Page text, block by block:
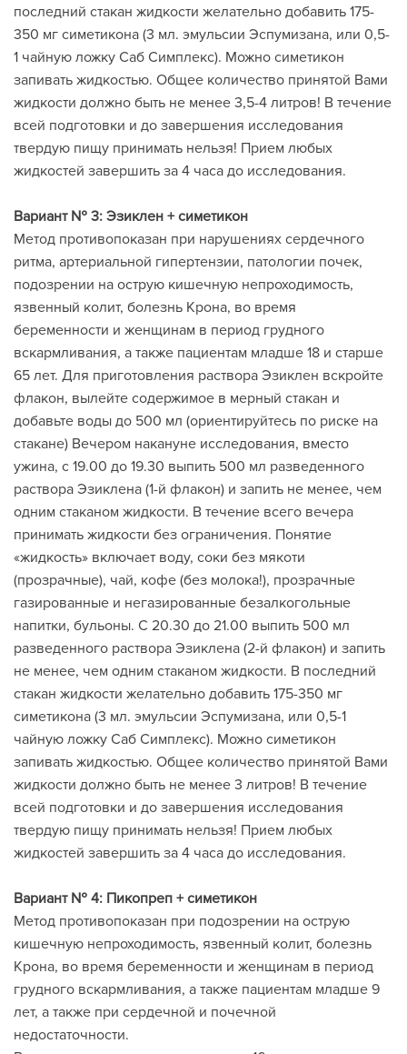
последний стакан жидкости желательно добавить 175-
350 мг симетикона (3 мл. эмульсии Эспумизана, или 0,5-
1 чайную ложку Саб Симплекс). Можно симетикон
запивать жидкостью. Общее количество принятой Вами
жидкости должно быть не менее 3,5-4 литров! В течение
всей подготовки и до завершения исследования
твердую пищу принимать нельзя! Прием любых
жидкостей завершить за 4 часа до исследования.
Вариант № 3: Эзиклен + симетикон
Метод противопоказан при нарушениях сердечного
ритма, артериальной гипертензии, патологии почек,
подозрении на острую кишечную непроходимость,
язвенный колит, болезнь Крона, во время
беременности и женщинам в период грудного
вскармливания, а также пациентам младше 18 и старше
65 лет. Для приготовления раствора Эзиклен вскройте
флакон, вылейте содержимое в мерный стакан и
добавьте воды до 500 мл (ориентируйтесь по риске на
стакане) Вечером накануне исследования, вместо
ужина, с 19.00 до 19.30 выпить 500 мл разведенного
раствора Эзиклена (1-й флакон) и запить не менее, чем
одним стаканом жидкости. В течение всего вечера
принимать жидкости без ограничения. Понятие
«жидкость» включает воду, соки без мякоти
(прозрачные), чай, кофе (без молока!), прозрачные
газированные и негазированные безалкогольные
напитки, бульоны. С 20.30 до 21.00 выпить 500 мл
разведенного раствора Эзиклена (2-й флакон) и запить
не менее, чем одним стаканом жидкости. В последний
стакан жидкости желательно добавить 175-350 мг
симетикона (3 мл. эмульсии Эспумизана, или 0,5-1
чайную ложку Саб Симплекс). Можно симетикон
запивать жидкостью. Общее количество принятой Вами
жидкости должно быть не менее 3 литров! В течение
всей подготовки и до завершения исследования
твердую пищу принимать нельзя! Прием любых
жидкостей завершить за 4 часа до исследования.
Вариант № 4: Пикопреп + симетикон
Метод противопоказан при подозрении на острую
кишечную непроходимость, язвенный колит, болезнь
Крона, во время беременности и женщинам в период
грудного вскармливания, а также пациентам младше 9
лет, а также при сердечной и почечной
недостаточности.